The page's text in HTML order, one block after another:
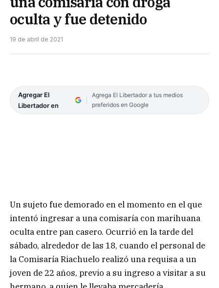
oculta y fue detenido
19 de abril de 2021
Agregar El
Libertador en
Agrega El Libertador a tus medios
preferidos en Google
Un sujeto fue demorado en el momento en el que
intentó ingresar a una comisaría con marihuana
oculta entre pan casero. Ocurrió en la tarde del
sábado, alrededor de las 18, cuando el personal de
la Comisaría Riachuelo realizó una requisa a un
joven de 22 años, previo a su ingreso a visitar a su